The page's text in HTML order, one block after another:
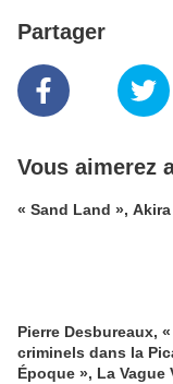
Partager
Vous aimerez
« Sand Land »,
Pierre Desbureaux,
criminels dans la
Époque », La Vague